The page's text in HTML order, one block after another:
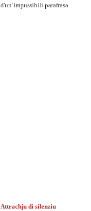
d'un’impussibili parafrasa
Attrachju di silenziu